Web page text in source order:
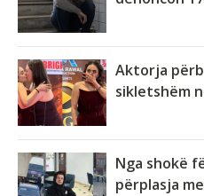
Aktorja
sikletshëm
Nga shokë
përplasja